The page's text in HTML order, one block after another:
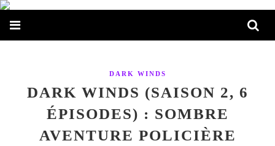
DARK WINDS
DARK WINDS (SAISON 2, 6
ÉPISODES) : SOMBRE
AVENTURE POLICIÈRE